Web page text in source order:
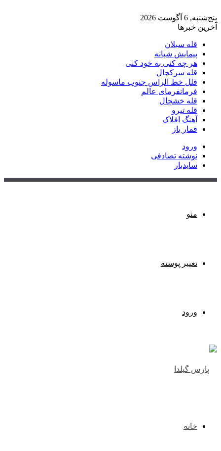
پنج‌شنبه, 6 آگوست 2026
آخرین خبرها
قله سبلان
پیمایش شبانه
هر چه کنی به خود کنی
قله سرکچال
قلل خط الراس جنوب ماسوله
فرمانفرمای عالم
قله خشچال
قله تیرو
آهنگ افلاک
قمار باز
ورود
نوشته تصادفی
سایدبار
منو
تغییر پوسته
ورود
خانه